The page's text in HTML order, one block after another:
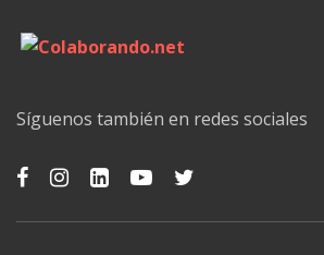
Síguenos también en redes sociales